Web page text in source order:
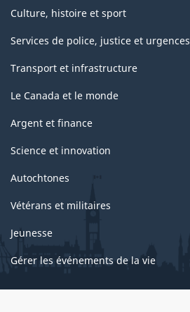
Culture, histoire et sport
Services de police, justice et urgences
Transport et infrastructure
Le Canada et le monde
Argent et finance
Science et innovation
Autochtones
Vétérans et militaires
Jeunesse
Gérer les événements de la vie